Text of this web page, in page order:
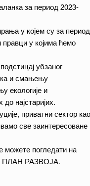
за период 2023-
у којем су за период
у којима ћемо
убзаног
и смањењу
екологије и
најстаријих.
приватни сектор као
све заинтересоване
можете погледати на
ПЛАН РАЗВОЈА.